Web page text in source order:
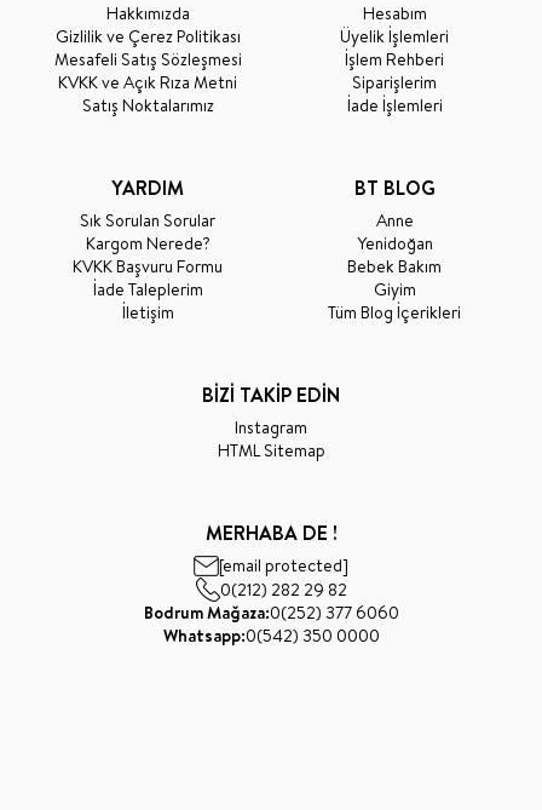
Hakkımızda
Gizlilik ve Çerez Politikası
Mesafeli Satış Sözleşmesi
KVKK ve Açık Rıza Metni
Satış Noktalarımız
Hesabım
Üyelik İşlemleri
İşlem Rehberi
Siparişlerim
İade İşlemleri
YARDIM
Sık Sorulan Sorular
Kargom Nerede?
KVKK Başvuru Formu
İade Taleplerim
İletişim
BT BLOG
Anne
Yenidoğan
Bebek Bakım
Giyim
Tüm Blog İçerikleri
BİZİ TAKİP EDİN
Instagram
HTML Sitemap
MERHABA DE !
[email protected]
0(212) 282 29 82
Bodrum Mağaza:0(252) 377 6060
Whatsapp:0(542) 350 0000